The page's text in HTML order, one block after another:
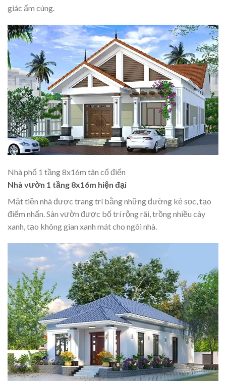
giác ấm cúng.
Nhà phố 1 tầng 8x16m tân cổ điển
Nhà vườn 1 tầng 8x16m hiện đại
Mặt tiền nhà được trang trí bằng những đường kẻ sọc, tạo
điểm nhấn. Sân vườn được bố trí rộng rãi, trồng nhiều cây
xanh, tạo không gian xanh mát cho ngôi nhà.